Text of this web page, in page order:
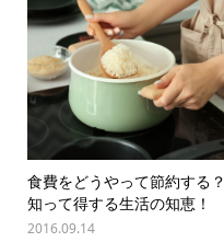
食費をどうやって節約する？
知って得する生活の知恵！
2016.09.14